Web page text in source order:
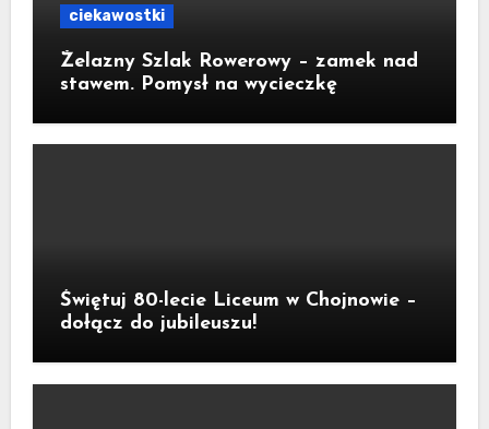
ciekawostki
Żelazny Szlak Rowerowy – zamek nad
stawem. Pomysł na wycieczkę
Świętuj 80-lecie Liceum w Chojnowie –
dołącz do jubileuszu!